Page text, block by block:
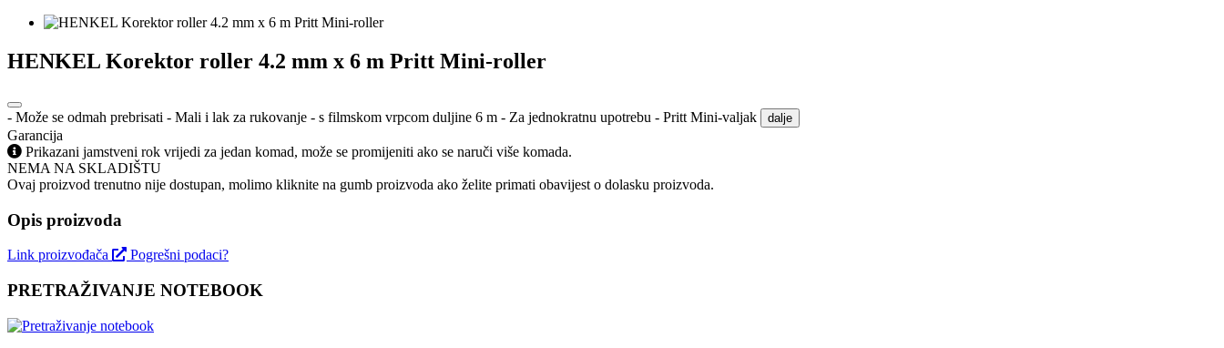
HENKEL Korektor roller 4.2 mm x 6 m Pritt Mini-roller
- Može se odmah prebrisati - Mali i lak za rukovanje - s filmskom vrpcom duljine 6 m - Za jednokratnu upotrebu - Pritt Mini-valjak dalje
Garancija
Prikazani jamstveni rok vrijedi za jedan komad, može se promijeniti ako se naruči više komada.
NEMA NA SKLADIŠTU
Ovaj proizvod trenutno nije dostupan, molimo kliknite na gumb proizvoda ako želite primati obavijest o dolasku proizvoda.
Opis proizvoda
Link proizvođača Pogrešni podaci?
PRETRAŽIVANJE NOTEBOOK